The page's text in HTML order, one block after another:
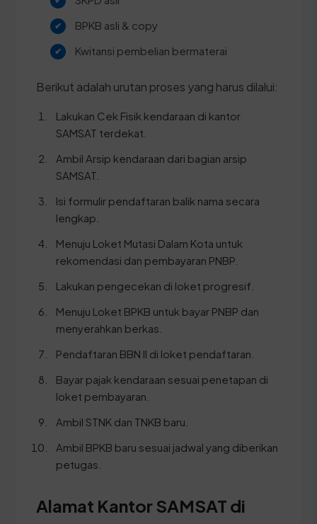
BPKB asli & copy
Kwitansi pembelian bermaterai
Berikut adalah urutan proses yang harus dilalui:
Lakukan Cek Fisik kendaraan di kantor
SAMSAT terdekat.
Ambil Arsip kendaraan dari bagian arsip
SAMSAT.
Isi formulir pendaftaran balik nama secara
lengkap.
Menuju Loket Mutasi Dalam Kota untuk
rekomendasi dan pembayaran PNBP.
Lakukan pengecekan di loket progresif.
Menuju Loket BPKB untuk bayar PNBP dan
menyerahkan berkas.
Pendaftaran BBN II di loket pendaftaran.
Bayar pajak kendaraan sesuai penetapan di
loket pembayaran.
Ambil STNK dan TNKB baru.
Ambil BPKB baru sesuai jadwal yang diberikan
petugas.
Alamat Kantor SAMSAT di